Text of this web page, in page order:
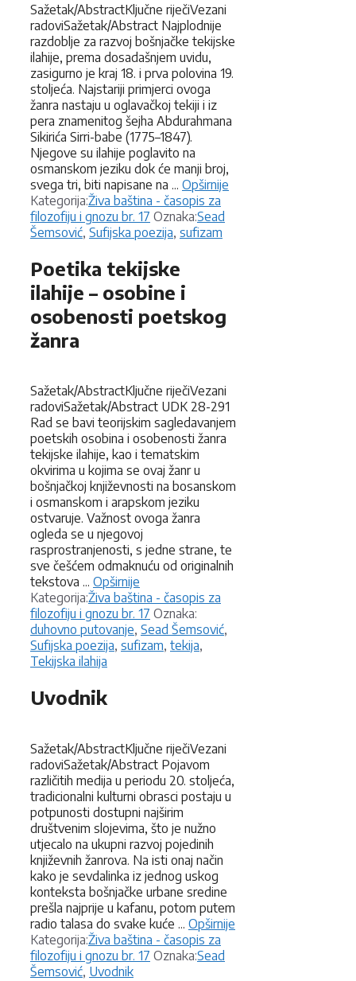
Sažetak/AbstractKljučne riječiVezani
radoviSažetak/Abstract Najplodnije
razdoblje za razvoj bošnjačke tekijske
ilahije, prema dosadašnjem uvidu,
zasigurno je kraj 18. i prva polovina 19.
stoljeća. Najstariji primjerci ovoga
žanra nastaju u oglavačkoj tekiji i iz
pera znamenitog šejha Abdurahmana
Sikirića Sirri-babe (1775–1847).
Njegove su ilahije poglavito na
osmanskom jeziku dok će manji broj,
svega tri, biti napisane na ... Opširnije
Kategorija:Kategorije
Živa baština - časopis za
filozofiju i gnozu br. 17 Oznaka:Oznake
Sead
Šemsović, Sufijska poezija, sufizam
Poetika tekijske
ilahije – osobine i
osobenosti poetskog
žanra
Sažetak/AbstractKljučne riječiVezani
radoviSažetak/Abstract UDK 28-291
Rad se bavi teorijskim sagledavanjem
poetskih osobina i osobenosti žanra
tekijske ilahije, kao i tematskim
okvirima u kojima se ovaj žanr u
bošnjačkoj književnosti na bosanskom
i osmanskom i arapskom jeziku
ostvaruje. Važnost ovoga žanra
ogleda se u njegovoj
rasprostranjenosti, s jedne strane, te
sve češćem odmaknuću od originalnih
tekstova ... Opširnije
Kategorija:Kategorije
Živa baština - časopis za
filozofiju i gnozu br. 17 Oznaka:
duhovno putovanje, Sead Šemsović,
Sufijska poezija, sufizam, tekija,
Tekijska ilahija
Uvodnik
Sažetak/AbstractKljučne riječiVezani
radoviSažetak/Abstract Pojavom
različitih medija u periodu 20. stoljeća,
tradicionalni kulturni obrasci postaju u
potpunosti dostupni najširim
društvenim slojevima, što je nužno
utjecalo na ukupni razvoj pojedinih
književnih žanrova. Na isti onaj način
kako je sevdalinka iz jednog uskog
konteksta bošnjačke urbane sredine
prešla najprije u kafanu, potom putem
radio talasa do svake kuće ... Opširnije
Kategorija:Kategorije
Živa baština - časopis za
filozofiju i gnozu br. 17 Oznaka:Oznake
Sead
Šemsović, Uvodnik